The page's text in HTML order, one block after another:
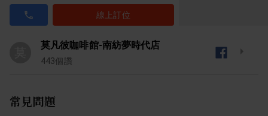
線上訂位
莫凡彼咖啡館-南紡夢時代店
443個讚
常見問題